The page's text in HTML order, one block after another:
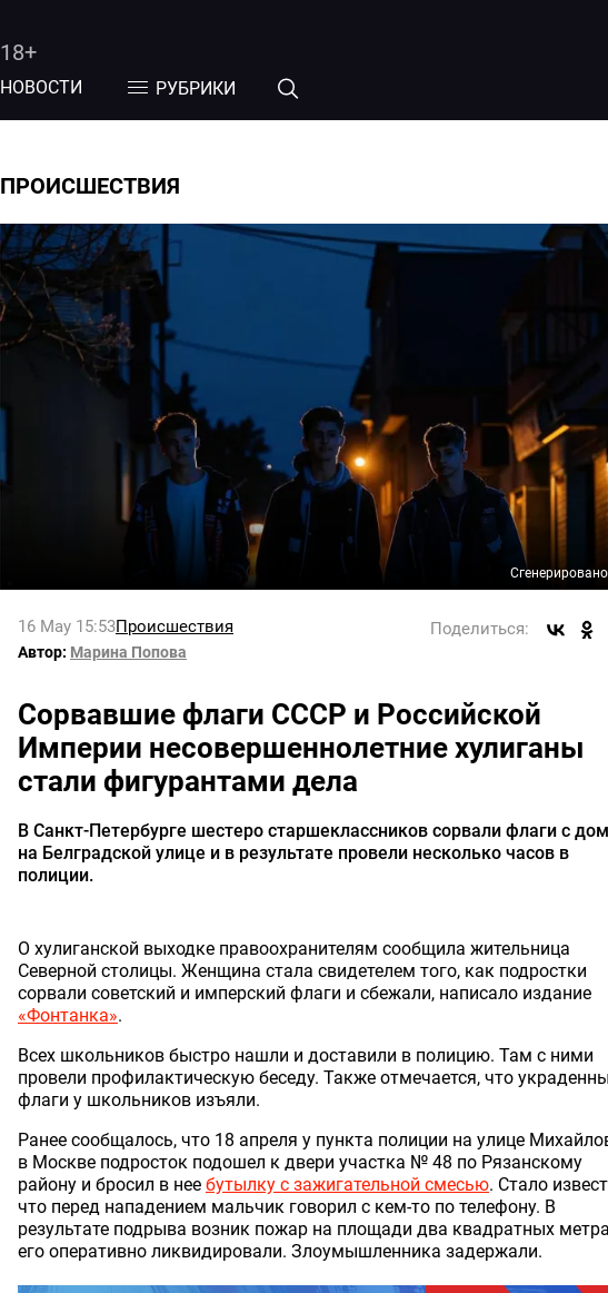
18+
НОВОСТИ РУБРИКИ
ПРОИСШЕСТВИЯ
16 May 15:53Происшествия Поделиться:
Автор: Марина Попова
Сорвавшие флаги СССР и Российской
Империи несовершеннолетние хулиганы
стали фигурантами дела
В Санкт-Петербурге шестеро старшеклассников сорвали флаги с
на Белградской улице и в результате провели несколько часов в
полиции.
О хулиганской выходке правоохранителям сообщила жительница
Северной столицы. Женщина стала свидетелем того, как подростки
сорвали советский и имперский флаги и сбежали, написало издание
«Фонтанка».
Всех школьников быстро нашли и доставили в полицию. Там с ними
провели профилактическую беседу. Также отмечается, что
флаги у школьников изъяли.
Ранее сообщалось, что 18 апреля у пункта полиции на улице
в Москве подросток подошел к двери участка № 48 по Рязанскому
району и бросил в нее бутылку с зажигательной смесью. Стало
что перед нападением мальчик говорил с кем-то по телефону. В
результате подрыва возник пожар на площади два квадратных
его оперативно ликвидировали. Злоумышленника задержали.